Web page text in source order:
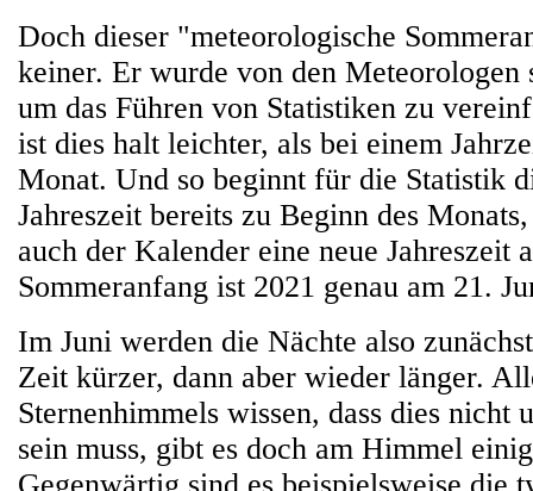
Doch dieser "meteorologische
keiner. Er wurde von den
um das Führen von Statistiken zu
ist dies halt leichter, als bei einem
Monat. Und so beginnt für die Statistik
Jahreszeit bereits zu Beginn des
auch der Kalender eine neue Jahreszeit
Sommeranfang ist 2021 genau am 21.
Im Juni werden die Nächte also
Zeit kürzer, dann aber wieder länger.
Sternenhimmels wissen, dass dies nicht
sein muss, gibt es doch am Himmel